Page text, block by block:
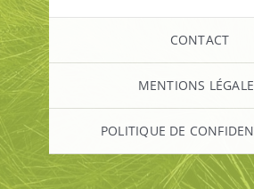
CONTACT
MENTIONS
POLITIQUE DE